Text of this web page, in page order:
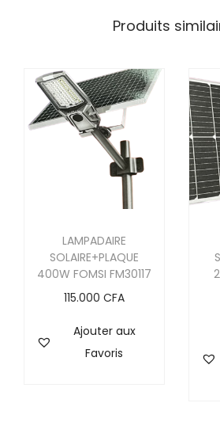
Enregistrer mon nom, mon e-mail
le navigateur pour mon prochain
Produits
LAMPADAIRE
SOLAIRE+PLAQUE
400W FOMSI FM30117
115.000 CFA
Ajouter aux
Favoris